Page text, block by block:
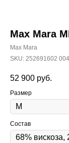
Max Mara
Max Mara
SKU: 252691602
52 900 руб.
Размер
Состав